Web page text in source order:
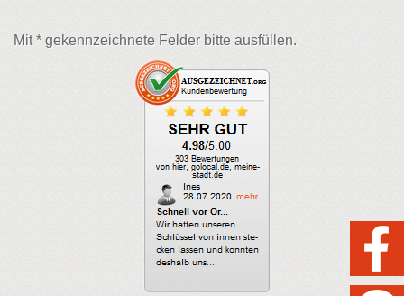
Mit * gekennzeichnete Felder bitte ausfüllen.